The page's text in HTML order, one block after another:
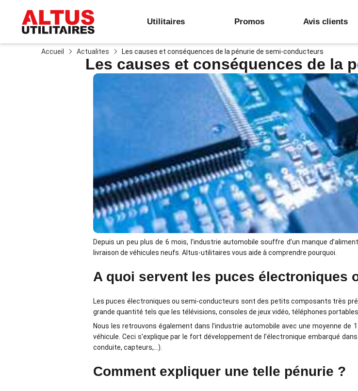
Utilitaires Promos Avis clients
Accueil Actualites Les causes et conséquences de la pénurie de semi-conducteurs
Les causes et conséquences de la
Depuis un peu plus de 6 mois, l’industrie automobile souffre d’un manque
livraison de véhicules neufs. Altus-utilitaires vous aide à comprendre pourquoi.
A quoi servent les puces électroniques
Les puces électroniques ou semi-conducteurs sont des petits composants très
grande quantité tels que les télévisions, consoles de jeux vidéo, téléphones
Nous les retrouvons également dans l’industrie automobile avec une moyenne de
véhicule. Ceci s’explique par le fort développement de l’électronique embarqué
conduite, capteurs,…).
Comment expliquer une telle pénurie ?